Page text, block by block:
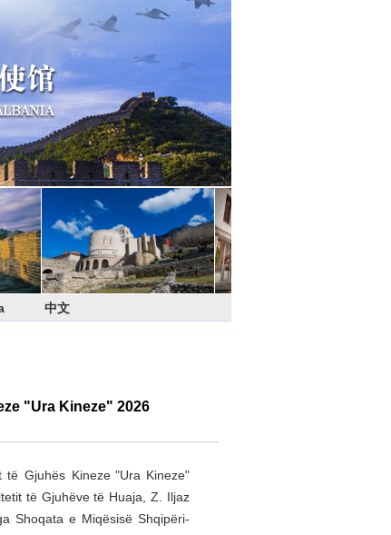
中文
"Ura Kineze" 2026
Gjuhës Kineze "Ura Kineze"
të Gjuhëve të Huaja, Z. Iljaz
Shoqata e Miqësisë Shqipëri-